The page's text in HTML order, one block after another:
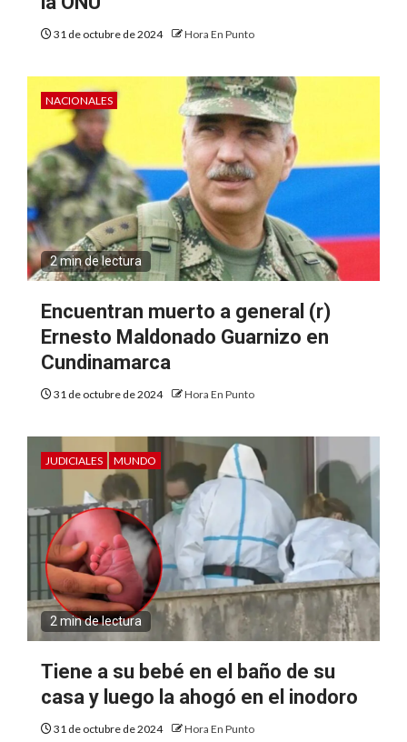
31 de octubre de 2024 Hora En Punto
NACIONALES
2 min de lectura
Encuentran muerto a general (r)
Ernesto Maldonado Guarnizo en
Cundinamarca
31 de octubre de 2024 Hora En Punto
JUDICIALES MUNDO
2 min de lectura
Tiene a su bebé en el baño de su
casa y luego la ahogó en el inodoro
31 de octubre de 2024 Hora En Punto